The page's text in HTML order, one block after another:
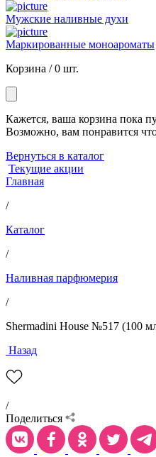
Мужские наливные духи
Маркированные моноароматы
Корзина /0 шт.
Кажется, ваша корзина пока
Возможно, вам понравится
Вернуться в каталог
Текущие акции
Главная
/
Каталог
/
Наливная парфюмерия
/
Shermadini House №517 (100
Назад
/
Поделиться